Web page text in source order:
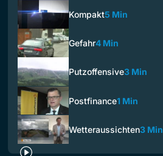
Kompakt5 Min
Gefahr4 Min
Putzoffensive3 Min
Postfinance1 Min
Wetteraussichten3 Min